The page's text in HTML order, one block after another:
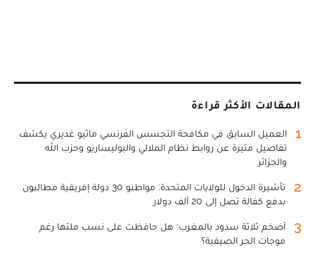
المقالات الأكثر قراءة
1
العميل السابق في مكافحة التجسس الفرنسي ماثيو غديري يكشف
تفاصيل مثيرة عن روابط نظام الملالي والبوليساريو وحزب الله
والجزائر
2
تأشيرة الدخول للولايات المتحدة: مواطنو 30 دولة إفريقية مطالبون
بدفع كفالة تصل إلى 20 ألف دولار
3
أضخم ثلاثة سدود بالمغرب: هل حافظت على نسب ملئها رغم
موجات الحر الصيفية؟